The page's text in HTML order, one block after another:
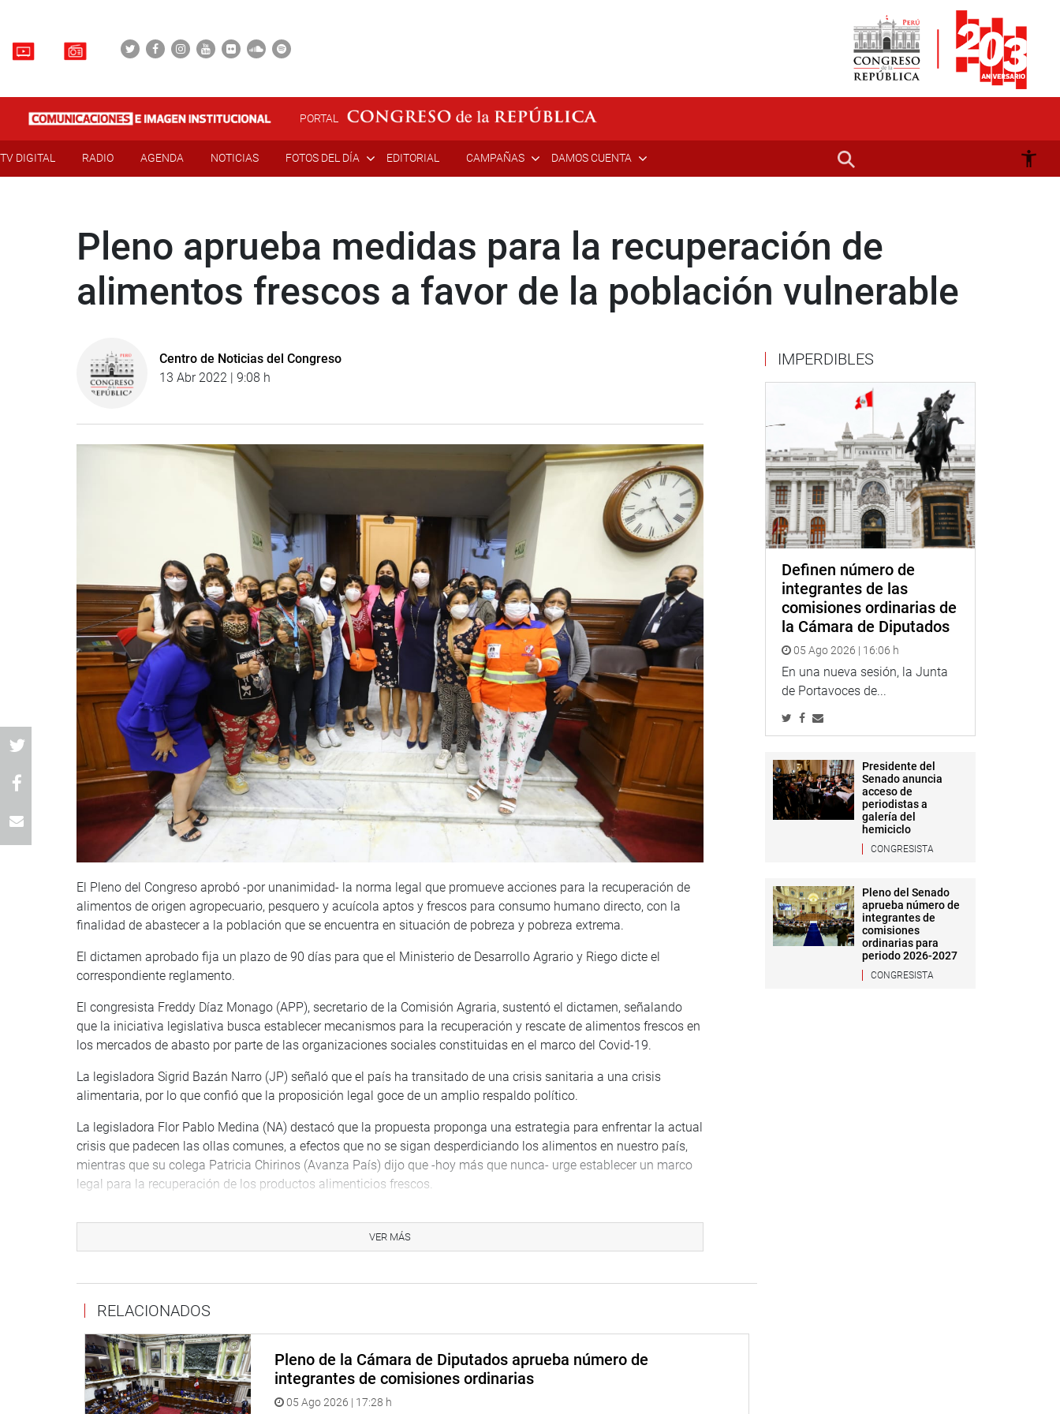
PORTAL
TV DIGITAL RADIO AGENDA NOTICIAS FOTOS DEL DÍA EDITORIAL CAMPAÑAS DAMOS CUENTA
Pleno aprueba medidas para la recuperación de
alimentos frescos a favor de la población vulnerable
Centro de Noticias del Congreso
13 Abr 2022 | 9:08 h
El Pleno del Congreso aprobó -por unanimidad- la norma legal que promueve acciones para la recuperación de
alimentos de origen agropecuario, pesquero y acuícola aptos y frescos para consumo humano directo, con la
finalidad de abastecer a la población que se encuentra en situación de pobreza y pobreza extrema.
El dictamen aprobado fija un plazo de 90 días para que el Ministerio de Desarrollo Agrario y Riego dicte el
correspondiente reglamento.
El congresista Freddy Díaz Monago (APP), secretario de la Comisión Agraria, sustentó el dictamen, señalando
que la iniciativa legislativa busca establecer mecanismos para la recuperación y rescate de alimentos frescos en
los mercados de abasto por parte de las organizaciones sociales constituidas en el marco del Covid-19.
La legisladora Sigrid Bazán Narro (JP) señaló que el país ha transitado de una crisis sanitaria a una crisis
alimentaria, por lo que confió que la proposición legal goce de un amplio respaldo político.
La legisladora Flor Pablo Medina (NA) destacó que la propuesta proponga una estrategia para enfrentar la actual
crisis que padecen las ollas comunes, a efectos que no se sigan desperdiciando los alimentos en nuestro país,
mientras que su colega Patricia Chirinos (Avanza País) dijo que -hoy más que nunca- urge establecer un marco
legal para la recuperación de los productos alimenticios frescos.
VER MÁS
RELACIONADOS
Pleno de la Cámara de Diputados aprueba número de
integrantes de comisiones ordinarias
05 Ago 2026 | 17:28 h
IMPERDIBLES
Definen número de
integrantes de las
comisiones ordinarias de
la Cámara de Diputados
05 Ago 2026 | 16:06 h
En una nueva sesión, la Junta
de Portavoces de...
Presidente del
Senado anuncia
acceso de
periodistas a
galería del
hemiciclo
CONGRESISTA
Pleno del Senado
aprueba número de
integrantes de
comisiones
ordinarias para
periodo 2026-2027
CONGRESISTA